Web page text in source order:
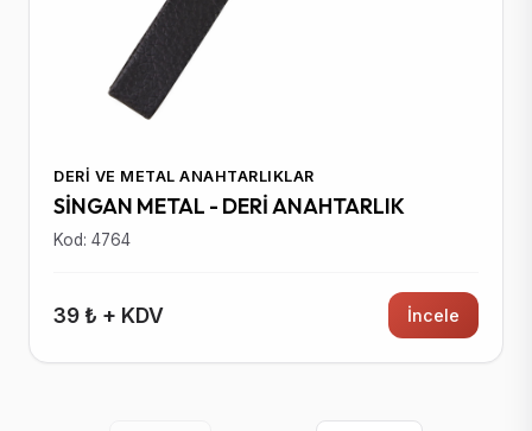
DERI VE METAL ANAHTARLIKLAR
SİNGAN METAL - DERİ ANAHTARLIK
Kod: 4764
39 ₺ + KDV İncele